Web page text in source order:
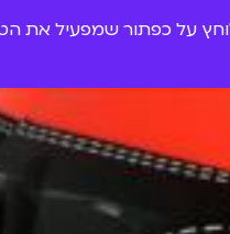
כפתור שמפעיל את